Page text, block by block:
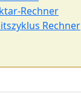
Rechner
Rechner